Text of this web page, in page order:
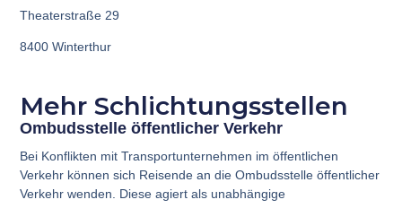
Theaterstraße 29
8400 Winterthur
Mehr Schlichtungsstellen
Ombudsstelle öffentlicher Verkehr
Bei Konflikten mit Transportunternehmen im öffentlichen
Verkehr können sich Reisende an die Ombudsstelle öffentlicher
Verkehr wenden. Diese agiert als unabhängige